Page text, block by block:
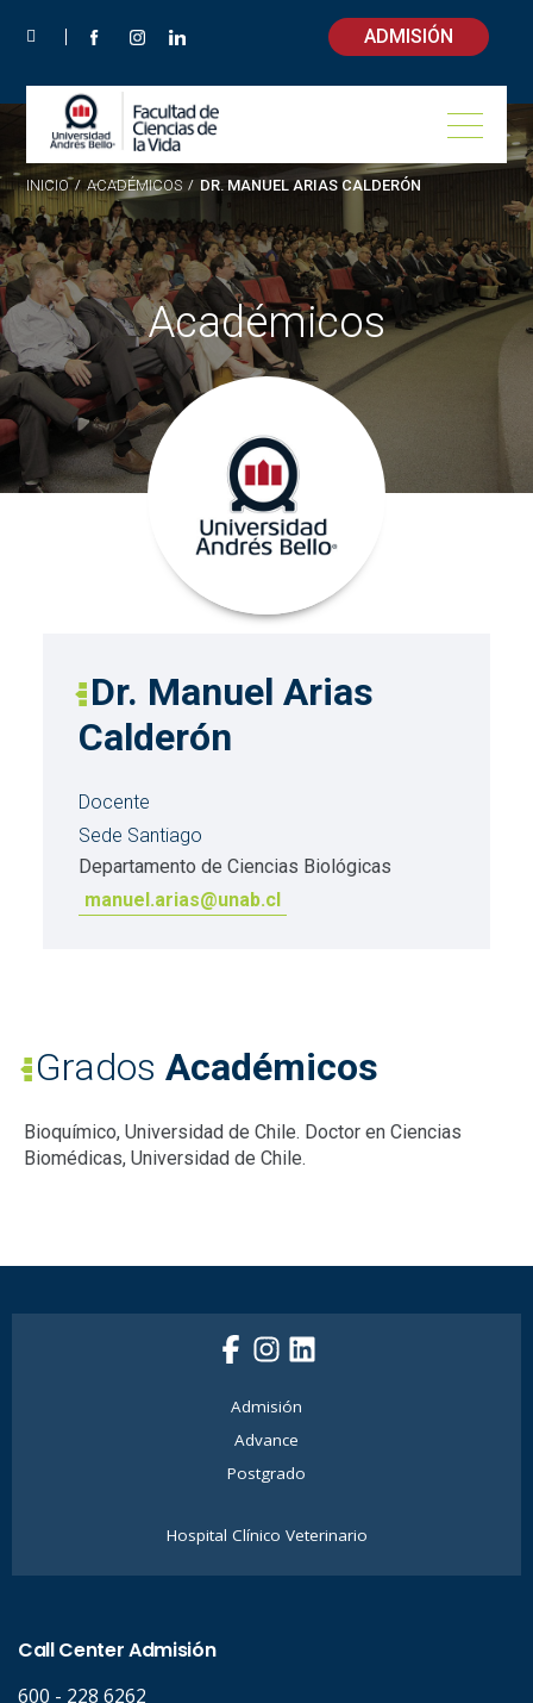
ADMISIÓN
INICIO / ACADÉMICOS / DR. MANUEL ARIAS CALDERÓN
Académicos
Dr. Manuel Arias
Calderón
Docente
Sede Santiago
Departamento de Ciencias Biológicas
manuel.arias@unab.cl
Grados Académicos
Bioquímico, Universidad de Chile. Doctor en Ciencias
Biomédicas, Universidad de Chile.